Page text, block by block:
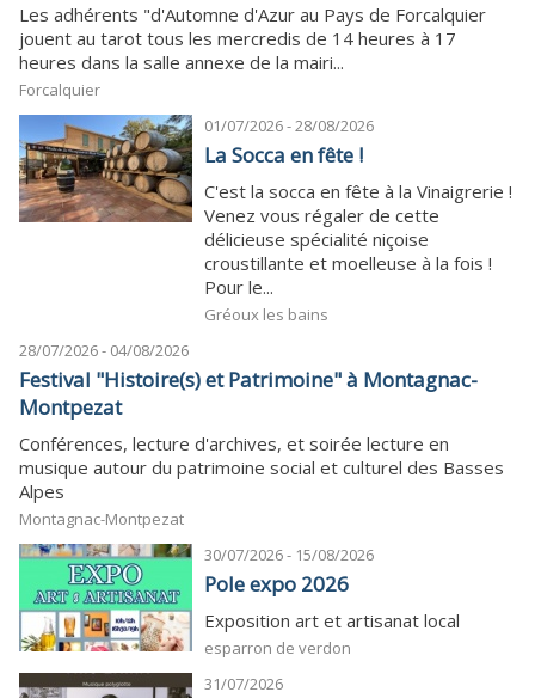
Les adhérents "d'Automne d'Azur au Pays de Forcalquier
jouent au tarot tous les mercredis de 14 heures à 17
heures dans la salle annexe de la mairi...
Forcalquier
01/07/2026 - 28/08/2026
La Socca en fête !
C'est la socca en fête à la Vinaigrerie !
Venez vous régaler de cette
délicieuse spécialité niçoise
croustillante et moelleuse à la fois !
Pour le...
Gréoux les bains
28/07/2026 - 04/08/2026
Festival "Histoire(s) et Patrimoine" à Montagnac-
Montpezat
Conférences, lecture d'archives, et soirée lecture en
musique autour du patrimoine social et culturel des Basses
Alpes
Montagnac-Montpezat
30/07/2026 - 15/08/2026
Pole expo 2026
Exposition art et artisanat local
esparron de verdon
31/07/2026